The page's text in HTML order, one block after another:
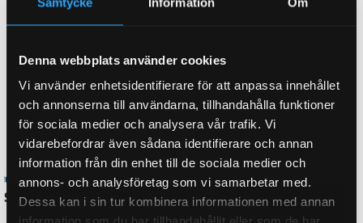
Denna webbplats använder cookies
Vi använder enhetsidentifierare för att anpassa innehållet
och annonserna till användarna, tillhandahålla funktioner
för sociala medier och analysera vår trafik. Vi
vidarebefordrar även sådana identifierare och annan
information från din enhet till de sociala medier och
annons- och analysföretag som vi samarbetar med.
Dessa kan i sin tur kombinera informationen med annan
LAGERTYP FÖR TRUMMA Kompaktlager
BULTCIRKEL
BROMS-
CB 1054, CB 1055, CB 1304, CB 1305, CB 1355, S